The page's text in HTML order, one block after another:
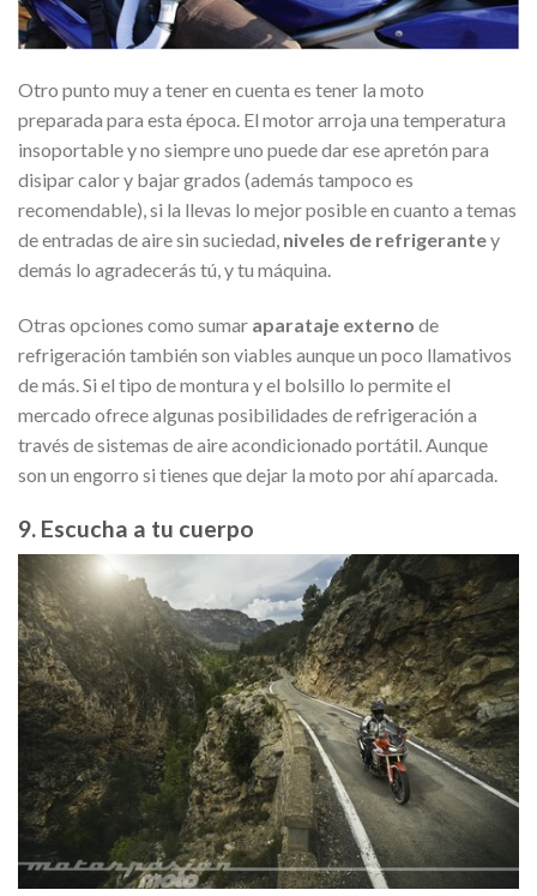
Otro punto muy a tener en cuenta es tener la moto
preparada para esta época. El motor arroja una temperatura
insoportable y no siempre uno puede dar ese apretón para
disipar calor y bajar grados (además tampoco es
recomendable), si la llevas lo mejor posible en cuanto a temas
de entradas de aire sin suciedad, niveles de refrigerantey
demás lo agradecerás tú, y tu máquina.
Otras opciones como sumar aparataje externo de
refrigeración también son viables aunque un poco llamativos
de más. Si el tipo de montura y el bolsillo lo permite el
mercado ofrece algunas posibilidades de refrigeración a
través de sistemas de aire acondicionado portátil. Aunque
son un engorro si tienes que dejar la moto por ahí aparcada.
9. Escucha a tu cuerpo